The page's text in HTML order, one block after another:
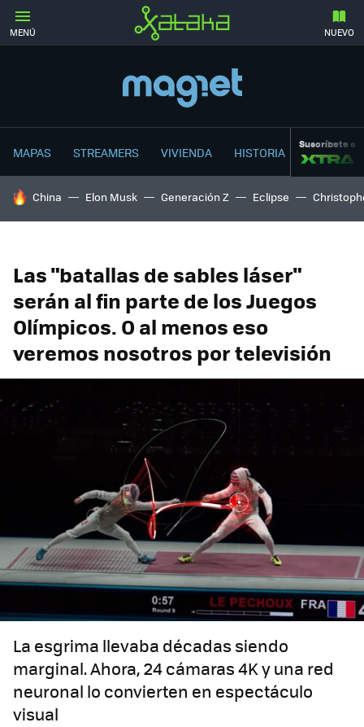
MENÚ NUEVO
MAPAS STREAMERS VIVIENDA HISTORIA Suscríbete a
HOY SE HABLA DE
China Elon Musk Generación Z Eclipse
Las "batallas de sables láser"
serán al fin parte de los Juegos
Olímpicos. O al menos eso
veremos nosotros por televisión
La esgrima llevaba décadas siendo
marginal. Ahora, 24 cámaras 4K y una red
neuronal lo convierten en espectáculo
visual